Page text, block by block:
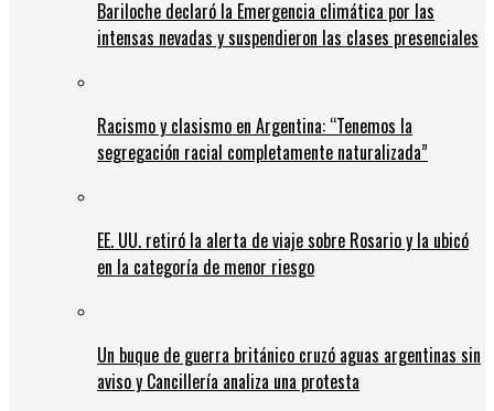
Bariloche declaró la Emergencia climática por las
intensas nevadas y suspendieron las clases presenciales
Racismo y clasismo en Argentina: “Tenemos la
segregación racial completamente naturalizada”
EE. UU. retiró la alerta de viaje sobre Rosario y la ubicó
en la categoría de menor riesgo
Un buque de guerra británico cruzó aguas argentinas sin
aviso y Cancillería analiza una protesta